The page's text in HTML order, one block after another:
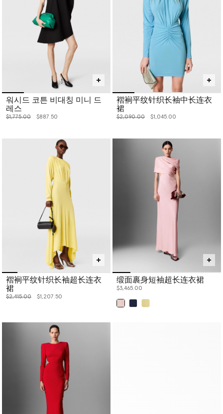
워시드 코튼 비대칭 미니 드
레스
价格从
$1,775.00下降至
$887.50
褶裥平纹针织长袖中长连衣
裙
价格从
$2,090.00下降至
$1,045.00
褶裥平纹针织长袖超长连衣
裙
价格从
$2,415.00下降至
$1,207.50
缎面裹身短袖超长连衣裙
$3,465.00